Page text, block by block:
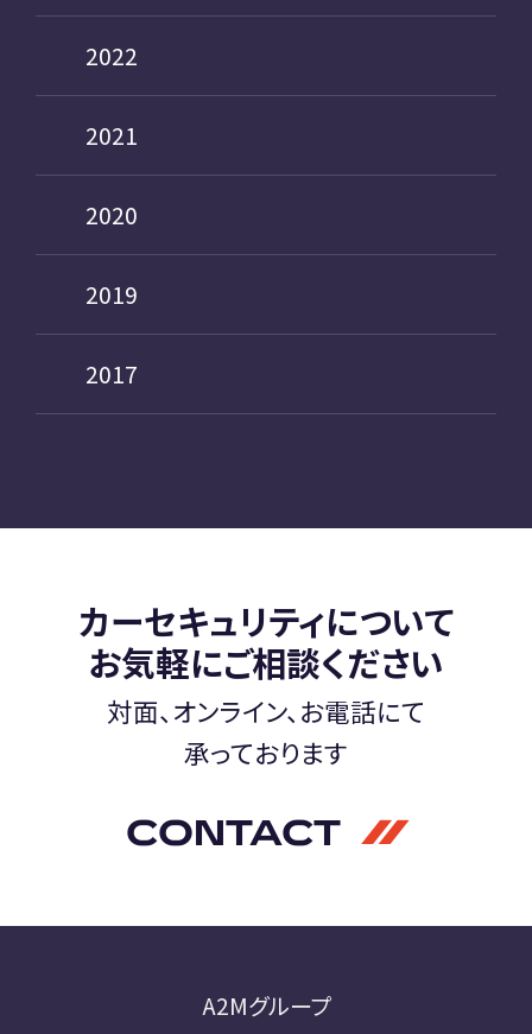
2022
2021
2020
2019
2017
カーセキュリティについて
お気軽にご相談ください
対面、オンライン、お電話にて
承っております
CONTACT
A2Mグループ